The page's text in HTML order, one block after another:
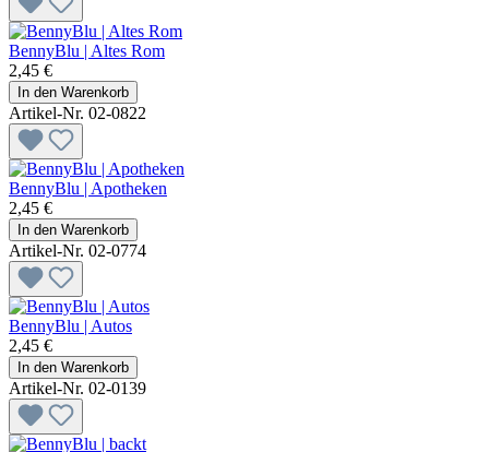
BennyBlu | Altes Rom
2,45 €
In den Warenkorb
Artikel-Nr. 02-0822
BennyBlu | Apotheken
2,45 €
In den Warenkorb
Artikel-Nr. 02-0774
BennyBlu | Autos
2,45 €
In den Warenkorb
Artikel-Nr. 02-0139